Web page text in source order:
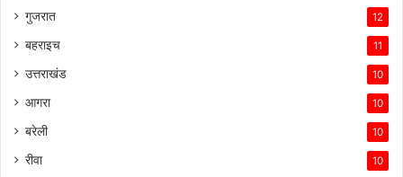
गुजरात 12
बहराइच 11
उत्तराखंड 10
आगरा 10
बरेली 10
रीवा 10